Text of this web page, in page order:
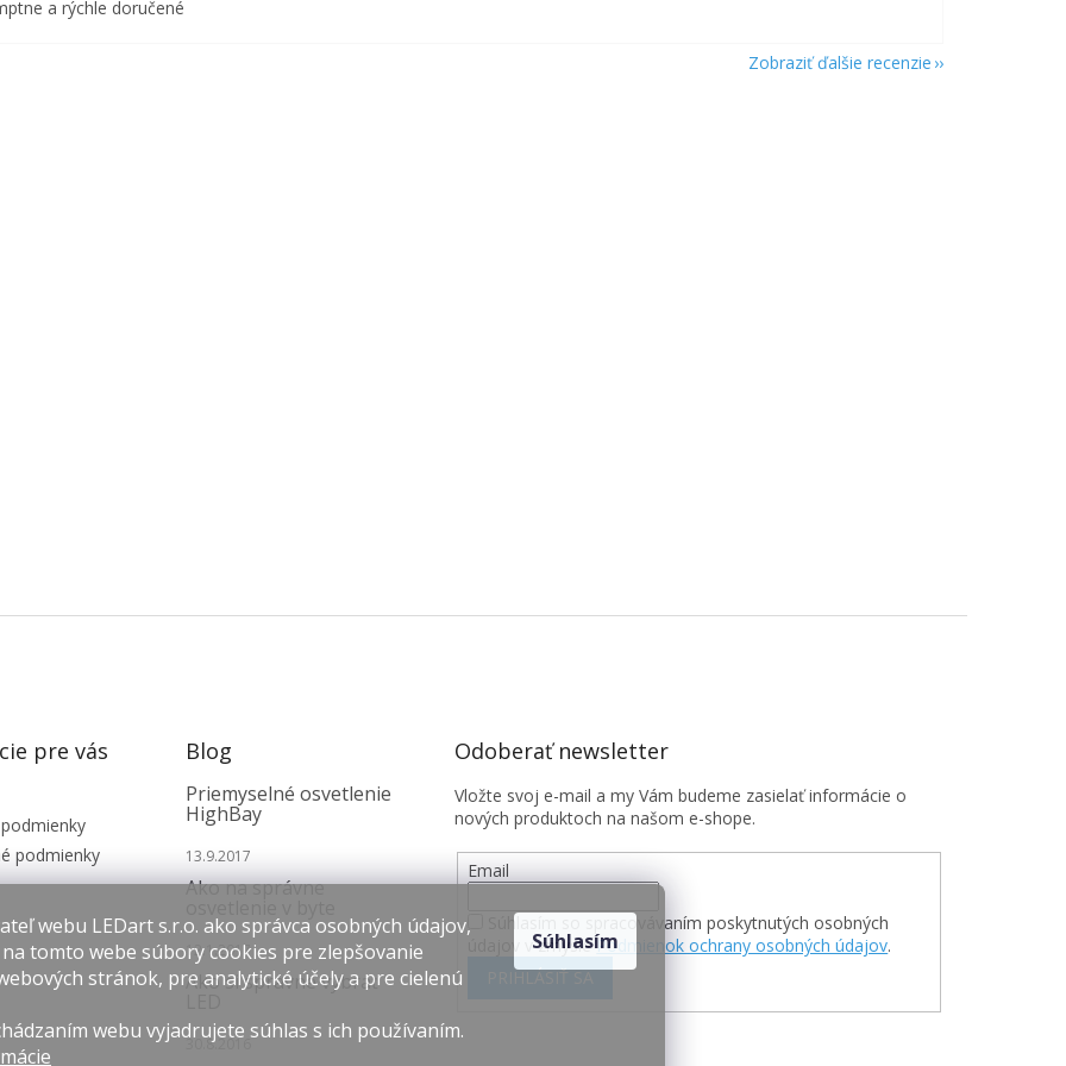
webu LEDart s.r.o. ako správca osobných údajov,
tomto webe súbory cookies pre zlepšovanie
stránok, pre analytické účely a pre cielenú
webu vyjadrujete súhlas s ich používaním.
Súhlasím
a rýchle doručené
Zobraziť ďalšie recenzie
pre vás
podmienky
Blog
Priemyselné osvetlenie
HighBay
13.9.2017
Ako na správne
12.1.2017
Ako si správne vybrať
30.8.2016
Odoberať newsletter
Vložte svoj e-mail a my Vám budeme zasielať informácie o
nových produktoch na našom e-shope.
Email
Súhlasím so spracovávaním poskytnutých osobných
údajov v zmyslePodmienok ochrany osobných údajov.
PRIHLÁSIŤ SA